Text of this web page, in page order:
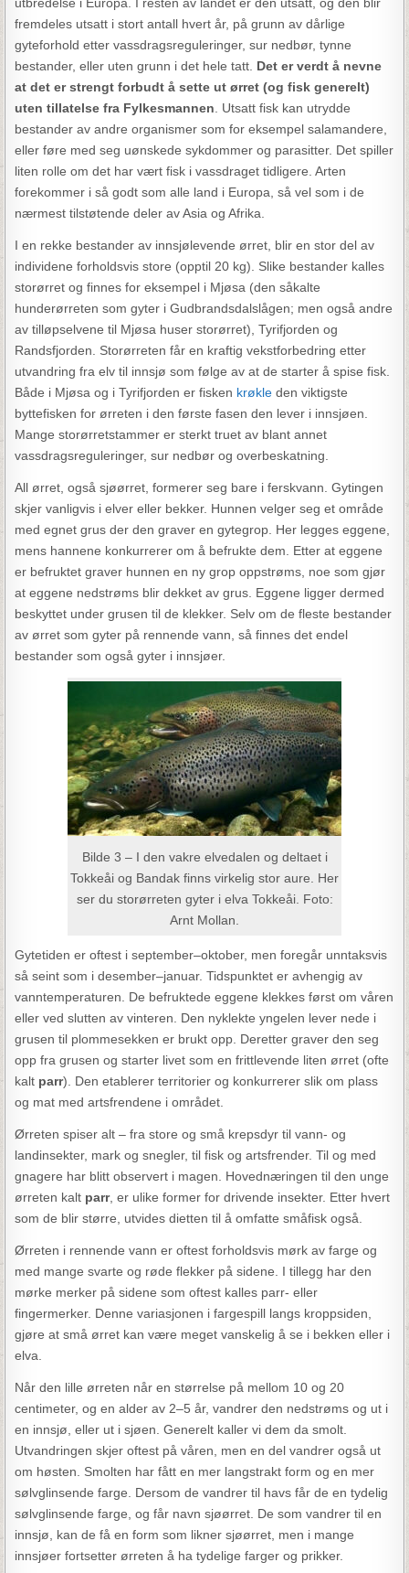
fremdeles utsatt i stort antall hvert år, på grunn av dårlige
gyteforhold etter vassdragsreguleringer, sur nedbør, tynne
bestander, eller uten grunn i det hele tatt. Det er verdt å nevne
at det er strengt forbudt å sette ut ørret (og fisk generelt)
uten tillatelse fra Fylkesmannen . Utsatt fisk kan utrydde
bestander av andre organismer som for eksempel salamandere,
eller føre med seg uønskede sykdommer og parasitter. Det spiller
liten rolle om det har vært fisk i vassdraget tidligere. Arten
forekommer i så godt som alle land i Europa, så vel som i de
nærmest tilstøtende deler av Asia og Afrika.
I en rekke bestander av innsjølevende ørret, blir en stor del av
individene forholdsvis store (opptil 20 kg). Slike bestander kalles
storørret og finnes for eksempel i Mjøsa (den såkalte
hunderørreten som gyter i Gudbrandsdalslågen; men også andre
av tilløpselvene til Mjøsa huser storørret), Tyrifjorden og
Randsfjorden. Storørreten får en kraftig vekstforbedring etter
utvandring fra elv til innsjø som følge av at de starter å spise fisk.
Både i Mjøsa og i Tyrifjorden er fisken krøkle den viktigste
byttefisken for ørreten i den første fasen den lever i innsjøen.
Mange storørretstammer er sterkt truet av blant annet
vassdragsreguleringer, sur nedbør og overbeskatning.
All ørret, også sjøørret, formerer seg bare i ferskvann. Gytingen
skjer vanligvis i elver eller bekker. Hunnen velger seg et område
med egnet grus der den graver en gytegrop. Her legges eggene,
mens hannene konkurrerer om å befrukte dem. Etter at eggene
er befruktet graver hunnen en ny grop oppstrøms, noe som gjør
at eggene nedstrøms blir dekket av grus. Eggene ligger dermed
beskyttet under grusen til de klekker. Selv om de fleste bestander
av ørret som gyter på rennende vann, så finnes det endel
bestander som også gyter i innsjøer.
Bilde 3 – I den vakre elvedalen og deltaet i
Tokkeåi og Bandak finns virkelig stor aure. Her
ser du storørreten gyter i elva Tokkeåi. Foto:
Arnt Mollan.
Gytetiden er oftest i september–oktober, men foregår unntaksvis
så seint som i desember–januar. Tidspunktet er avhengig av
vanntemperaturen. De befruktede eggene klekkes først om våren
eller ved slutten av vinteren. Den nyklekte yngelen lever nede i
grusen til plommesekken er brukt opp. Deretter graver den seg
opp fra grusen og starter livet som en frittlevende liten ørret (ofte
kalt parr). Den etablerer territorier og konkurrerer slik om plass
og mat med artsfrendene i området.
Ørreten spiser alt – fra store og små krepsdyr til vann- og
landinsekter, mark og snegler, til fisk og artsfrender. Til og med
gnagere har blitt observert i magen. Hovednæringen til den unge
ørreten kalt parr, er ulike former for drivende insekter. Etter hvert
som de blir større, utvides dietten til å omfatte småfisk også.
Ørreten i rennende vann er oftest forholdsvis mørk av farge og
med mange svarte og røde flekker på sidene. I tillegg har den
mørke merker på sidene som oftest kalles parr- eller
fingermerker. Denne variasjonen i fargespill langs kroppsiden,
gjøre at små ørret kan være meget vanskelig å se i bekken eller i
elva.
Når den lille ørreten når en størrelse på mellom 10 og 20
centimeter, og en alder av 2–5 år, vandrer den nedstrøms og ut i
en innsjø, eller ut i sjøen. Generelt kaller vi dem da smolt.
Utvandringen skjer oftest på våren, men en del vandrer også ut
om høsten. Smolten har fått en mer langstrakt form og en mer
sølvglinsende farge. Dersom de vandrer til havs får de en tydelig
sølvglinsende farge, og får navn sjøørret. De som vandrer til en
innsjø, kan de få en form som likner sjøørret, men i mange
innsjøer fortsetter ørreten å ha tydelige farger og prikker.